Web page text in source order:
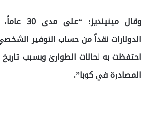
وقال
الدولارات نقداً من حساب التوفير
احتفظت به لحالات الطوارئ وبسبب
المصادرة في كوبا”.